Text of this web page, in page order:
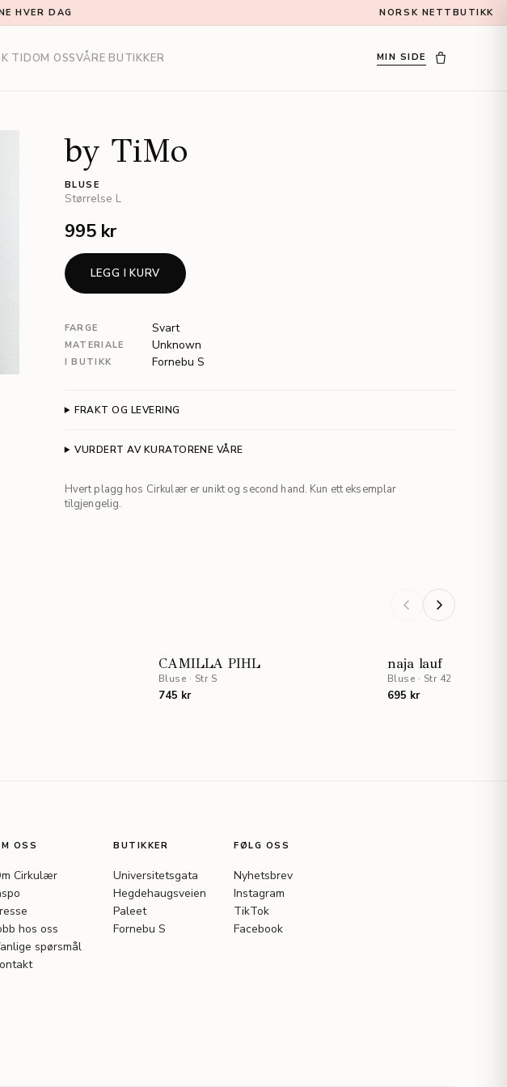
HVER DAG NORSK NETTBUTIKK
TIDOM OSSVÅRE BUTIKKER MIN SIDE
by TiMo
BLUSE
Størrelse L
995 kr
LEGG I KURV
FARGE Svart
MATERIALE Unknown
I BUTIKK Fornebu S
FRAKT OG LEVERING
VURDERT AV KURATORENE VÅRE
Hvert plagg hos Cirkulær er unikt og second hand. Kun ett eksemplar
tilgjengelig.
CAMILLA PIHL
Bluse · Str S
745 kr
naja lauf
Bluse · Str 42
695 kr
OSS
Cirkulær
hos oss
spørsmål
BUTIKKER
Universitetsgata
Hegdehaugsveien
Paleet
Fornebu S
FØLG OSS
Nyhetsbrev
Instagram
TikTok
Facebook